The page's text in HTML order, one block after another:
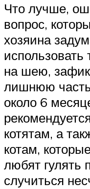
Что лучше,
вопрос,
хозяина
использовать
на шею,
лишнюю
около 6
котятам, а
котам,
любят гулять
случиться